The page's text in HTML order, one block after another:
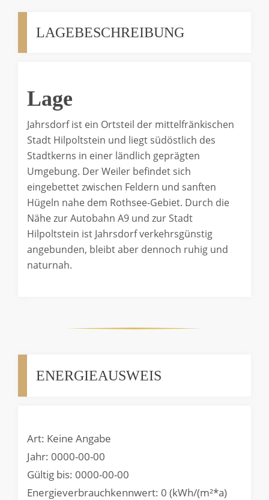
LAGEBESCHREIBUNG
Lage
Jahrsdorf ist ein Ortsteil der mittelfränkischen
Stadt Hilpoltstein und liegt südöstlich des
Stadtkerns in einer ländlich geprägten
Umgebung. Der Weiler befindet sich
eingebettet zwischen Feldern und sanften
Hügeln nahe dem Rothsee-Gebiet. Durch die
Nähe zur Autobahn A9 und zur Stadt
Hilpoltstein ist Jahrsdorf verkehrsgünstig
angebunden, bleibt aber dennoch ruhig und
naturnah.
ENERGIEAUSWEIS
Art: Keine Angabe
Jahr: 0000-00-00
Gültig bis: 0000-00-00
Energieverbrauchkennwert: 0 (kWh/(m²*a)